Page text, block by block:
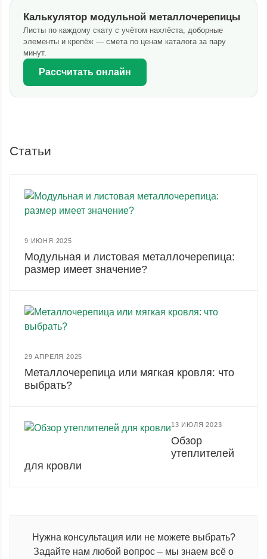
Калькулятор модульной металлочерепицы
Листы по каждому скату с учётом нахлёста, доборные
элементы и крепёж — смета по ценам каталога за пару
минут.
Рассчитать онлайн
Статьи
9 ИЮНЯ 2025
Модульная и листовая металлочерепица:
размер имеет значение?
29 АПРЕЛЯ 2025
Металлочерепица или мягкая кровля: что
выбрать?
13 ИЮЛЯ 2023
Обзор
утеплителей
для кровли
Нужна консультация или не можете выбрать?
Задайте нам любой вопрос – мы знаем всё о